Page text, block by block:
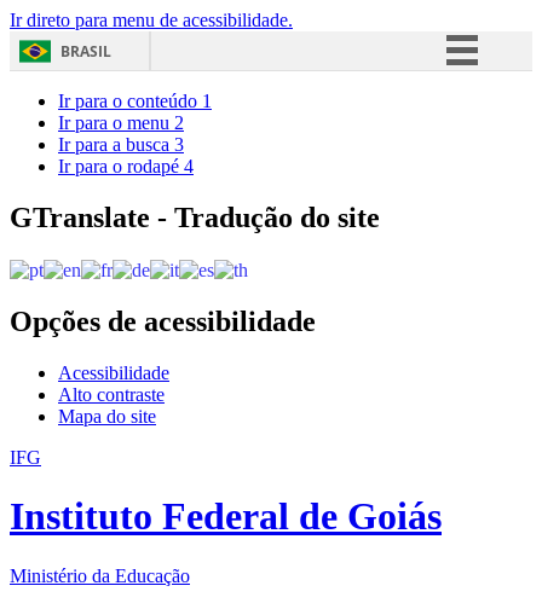
Ir direto para menu de acessibilidade.
BRASIL
Acesso à informação
Ir para o conteúdo 1
Ir para o menu 2
Ir para a busca 3
Ir para o rodapé 4
GTranslate - Tradução do site
Opções de acessibilidade
Acessibilidade
Alto contraste
Mapa do site
IFG
Instituto Federal de Goiás
Ministério da Educação